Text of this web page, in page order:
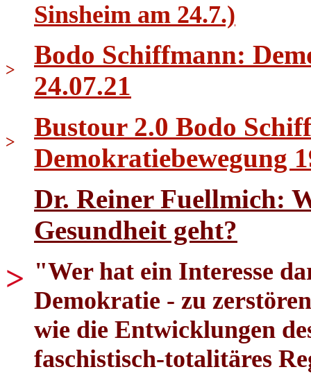
Sinsheim am 24.7.)
>
Bodo Schiffmann:
24.07.21
>
Bustour 2.0 Bodo
Demokratiebewegung
>
Dr. Reiner Fuellmich:
Gesundheit geht?
"Wer hat ein Interesse
Demokratie - zu
wie die Entwicklungen
faschistisch-totalitäres